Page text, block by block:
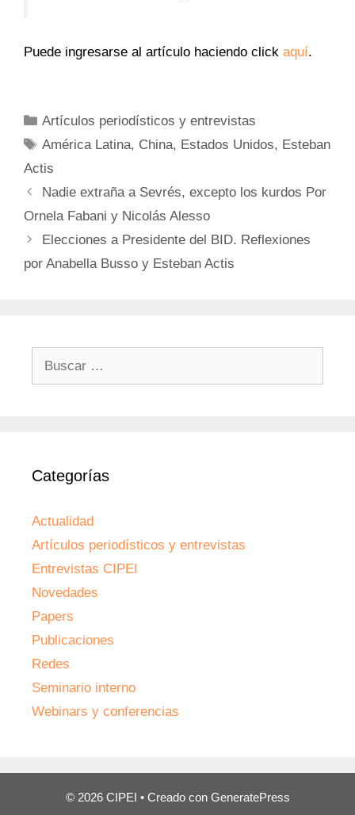
Puede ingresarse al artículo haciendo click aquí.
Categorías
Artículos periodísticos y entrevistas
Etiquetas
América Latina, China, Estados Unidos, Esteban
Actis
Nadie extraña a Sevrés, excepto los kurdos Por
Ornela Fabani y Nicolás Alesso
Elecciones a Presidente del BID. Reflexiones
por Anabella Busso y Esteban Actis
Categorías
Actualidad
Artículos periodísticos y entrevistas
Entrevistas CIPEI
Novedades
Papers
Publicaciones
Redes
Seminario interno
Webinars y conferencias
© 2026 CIPEI • Creado con GeneratePress